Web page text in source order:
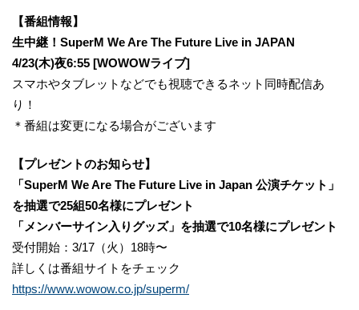
【番組情報】
生中継！SuperM We Are The Future Live in JAPAN
4/23(木)夜6:55 [WOWOWライブ]
スマホやタブレットなどでも視聴できるネット同時配信あ
り！
＊番組は変更になる場合がございます
【プレゼントのお知らせ】
「SuperM We Are The Future Live in Japan 公演チケット」
を抽選で25組50名様にプレゼント
「メンバーサイン入りグッズ」を抽選で10名様にプレゼント
受付開始：3/17（火）18時〜
詳しくは番組サイトをチェック
https://www.wowow.co.jp/superm/